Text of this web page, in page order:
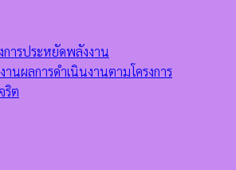
การประหยัดพลังงาน
านผลการดำเนินงานตามโครงการ
ริต